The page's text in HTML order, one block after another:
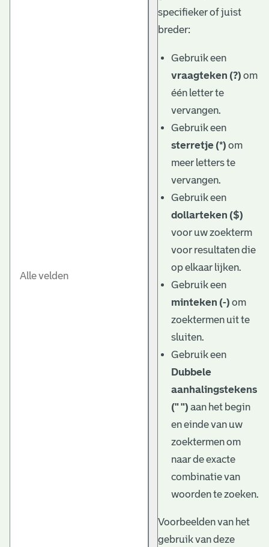
specifieker of juist
breder:
Gebruik een
vraagteken (?) om
één letter te
vervangen.
Gebruik een
sterretje (*) om
meer letters te
vervangen.
Gebruik een
dollarteken ($)
voor uw zoekterm
voor resultaten die
op elkaar lijken.
Gebruik een
minteken (-) om
zoektermen uit te
sluiten.
Gebruik een
Dubbele
aanhalingstekens
(" ") aan het begin
en einde van uw
zoektermen om
naar de exacte
combinatie van
woorden te zoeken.
Voorbeelden van het
gebruik van deze